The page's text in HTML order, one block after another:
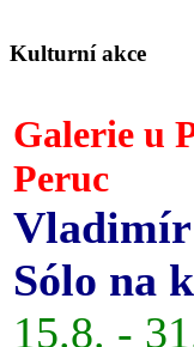
Kulturní akce
Galerie u
Peruc
Sólo na
15.8. -